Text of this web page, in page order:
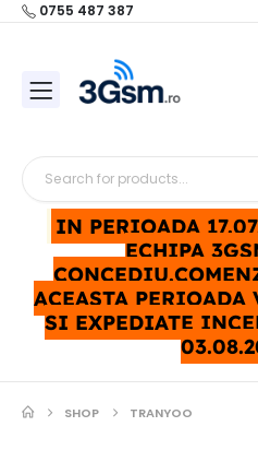
0755 487 387
IN PERIOADA
ECHIPA
ACEASTA PERIOADA
SI EXPEDIATE
SHOP TRANYOO